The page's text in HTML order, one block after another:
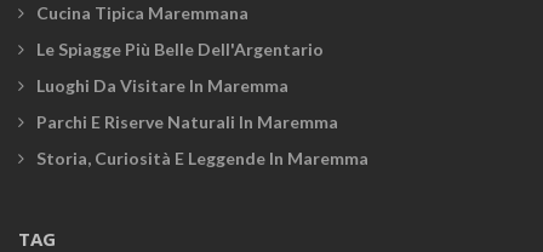
Cucina Tipica Maremmana
Le Spiagge Più Belle Dell'Argentario
Luoghi Da Visitare In Maremma
Parchi E Riserve Naturali In Maremma
Storia, Curiosità E Leggende In Maremma
TAG